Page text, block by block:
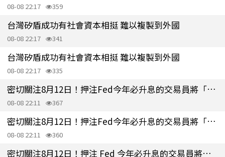
08-08 22:17 359
台灣矽盾成功有社會資本相挺 難以複製到外國
08-08 22:17 341
台灣矽盾成功有社會資本相挺 難以複製到外國
08-08 22:17 335
密切關注8月12日！押注Fed今年必升息的交易員將「投降」
08-08 22:11 367
密切關注8月12日！押注Fed今年必升息的交易員將「投降」
08-08 22:11 360
密切關注8月12日！押注 Fed 今年必升息的交易員將「投降」